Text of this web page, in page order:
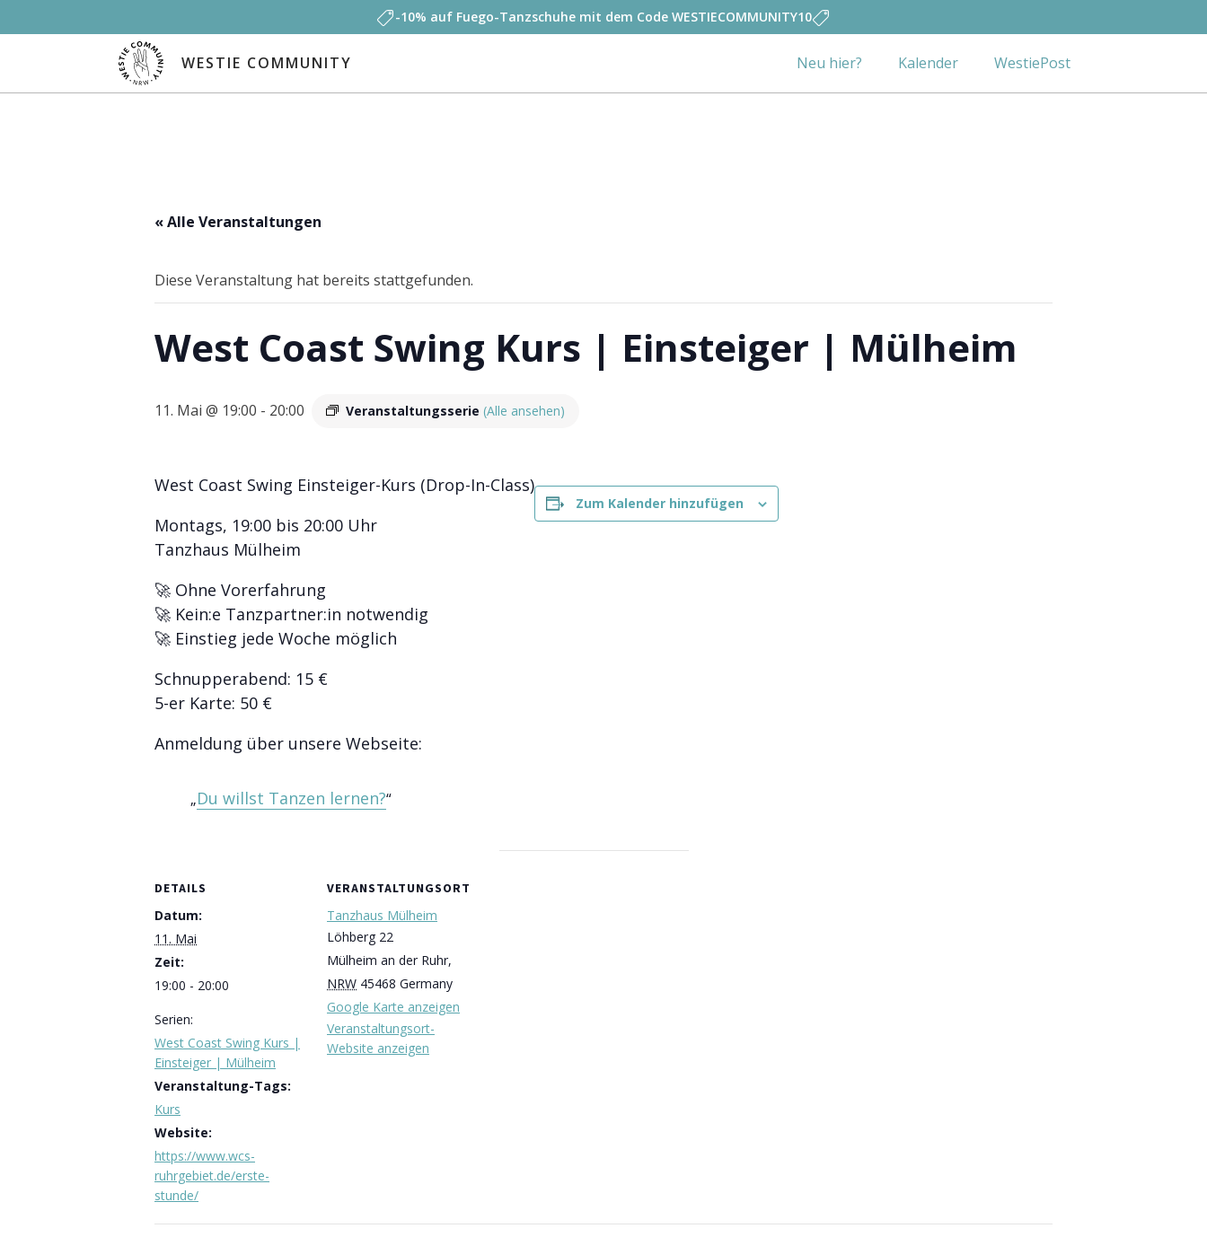
-10% auf Fuego-Tanzschuhe mit dem Code WESTIECOMMUNITY10
WESTIE COMMUNITY Neu hier? Kalender WestiePost
« Alle Veranstaltungen
Diese Veranstaltung hat bereits stattgefunden.
West Coast Swing Kurs | Einsteiger | Mülheim
11. Mai @ 19:00 - 20:00 Veranstaltungsserie (Alle ansehen)
West Coast Swing Einsteiger-Kurs (Drop-In-Class)
Montags, 19:00 bis 20:00 Uhr
Tanzhaus Mülheim
🚀 Ohne Vorerfahrung
🚀 Kein:e Tanzpartner:in notwendig
🚀 Einstieg jede Woche möglich
Schnupperabend: 15 €
5-er Karte: 50 €
Anmeldung über unsere Webseite:
Du willst Tanzen lernen?
Zum Kalender hinzufügen
DETAILS
Datum:
11. Mai
Zeit:
19:00 - 20:00
Serien:
West Coast Swing Kurs |
Einsteiger | Mülheim
Veranstaltung-Tags:
Kurs
Website:
https://www.wcs-
ruhrgebiet.de/erste-
stunde/
VERANSTALTUNGSORT
Tanzhaus Mülheim
Löhberg 22
Mülheim an der Ruhr,
NRW 45468 Germany
Google Karte anzeigen
Veranstaltungsort-
Website anzeigen